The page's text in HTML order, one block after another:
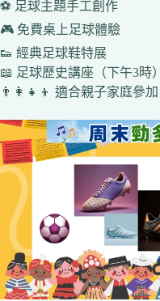
⚽ 足球主題手工創作
🎮 免費桌上足球體驗
👟 經典足球鞋特展
📖 足球歷史講座（下午3時）
👨‍👩‍👧‍👦 適合親子家庭參加